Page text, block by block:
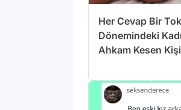
Her Cevap Bir
Dönemindeki
Ahkam Kesen